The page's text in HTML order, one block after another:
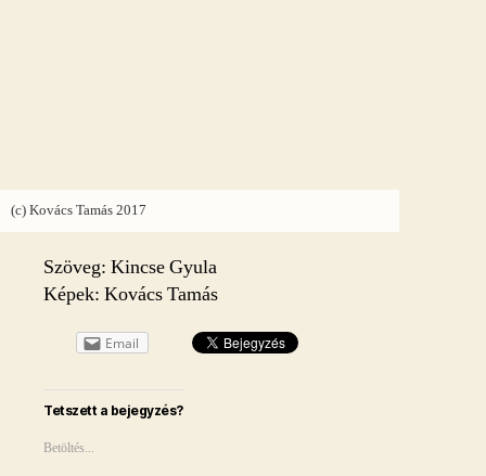
(c) Kovács Tamás 2017
Szöveg: Kincse Gyula
Képek: Kovács Tamás
Email
Tetszett a bejegyzés?
Betöltés...